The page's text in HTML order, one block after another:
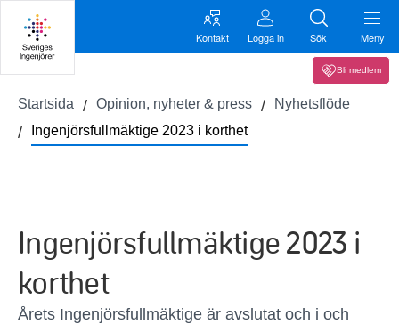
Kontakt Logga in Sök Meny
Bli medlem
Startsida Opinion, nyheter & press
Nyhetsflöde
Ingenjörsfullmäktige 2023 i korthet
Ingenjörsfullmäktige 2023 i
korthet
Årets Ingenjörsfullmäktige är avslutat och i och